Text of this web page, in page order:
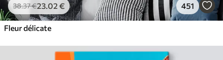
38.37€23.02 € 451
Fleur délicate